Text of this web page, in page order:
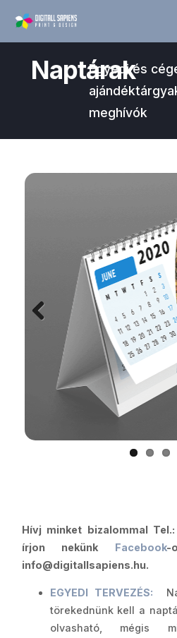
Naptárak
Egyedi és
meghívók
Previous
Hívj minket bizalommal
írjon nekünk Facebook-
info@digitallsapiens.hu.
EGYEDI TERVEZÉS:
törekednünk kell a
olvasható, mégis